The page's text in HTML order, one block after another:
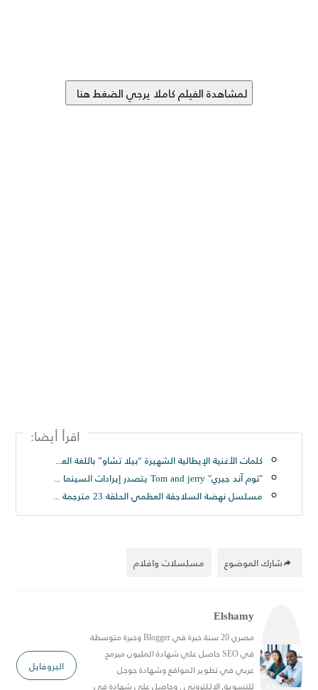
اقرأ أيضا:
كلمات الأغنية الإيطالية الشهيرة “بيلا تشاو” باللغة العربية - اغنية ايطالية مشهورة "بيلا تشاو" لا يفوتك مترجمة 2021 | Bella Ciao - كلمات أغنية وداعاً يا جميلتي من مسلسل Money Heist
"توم آند جيري" Tom and jerry يتصدر إيرادات السينما الأمريكية - حريتي
مسلسل نهضة السلاجقة العظمي الحلقة 23 مترجمة الثانيه والعشرون كاملة قصة عشق جودة HD - حرابيا
مسلسلات وافلام شارك الموضوع
Elshamy
مصري 20 سنة خبرة في Blogger وخبرة متوسطة
في SEO حاصل علي شهادة المليون مبرمج
عربي في تطوير المواقع وشهادة جوجل
للتسويق الالكتروني , وحاصل علي شهادة في
البروفايل